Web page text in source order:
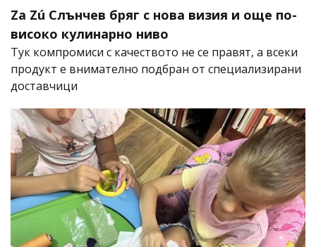
Za Zú Слънчев бряг с нова визия и още по-
високо кулинарно ниво
Тук компромиси с качеството не се правят, а всеки
продукт е внимателно подбран от специализирани
доставчици